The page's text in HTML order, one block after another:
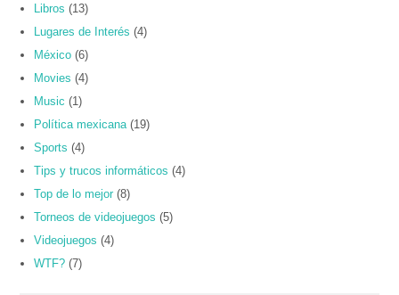
Libros (13)
Lugares de Interés (4)
México (6)
Movies (4)
Music (1)
Política mexicana (19)
Sports (4)
Tips y trucos informáticos (4)
Top de lo mejor (8)
Torneos de videojuegos (5)
Videojuegos (4)
WTF? (7)